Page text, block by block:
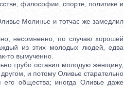
философии, спорте, политике и
Молинье и тотчас же замедлил
несомненно, по случаю хорошей
из этих молодых людей, едва
то вымученно.
грубо оставил молодую женщину,
и потому Оливье старательно
его общества; иногда Оливье даже